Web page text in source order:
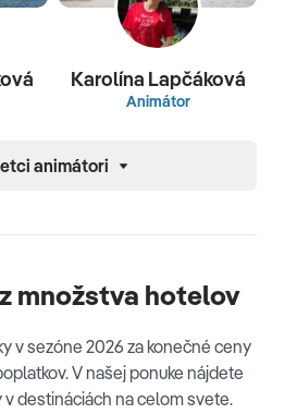
Karolína Lapčáková
Animátor
animátori
množstva hotelov
v sezóne 2026 za konečné ceny
V našej ponuke nájdete
destináciách na celom svete.